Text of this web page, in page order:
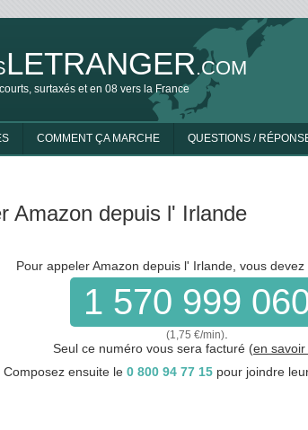
LETRANGER.COM
surtaxés et en 08 vers la France
COMMENT ÇA MARCHE QUESTIONS /
Amazon depuis l' Irlande
Pour appeler Amazon depuis l' Irlande, vous
1 570 999
(1,75 €/min).
Seul ce numéro vous sera facturé (en savoir
Composez ensuite le 0 800 94 77 15pour joindre